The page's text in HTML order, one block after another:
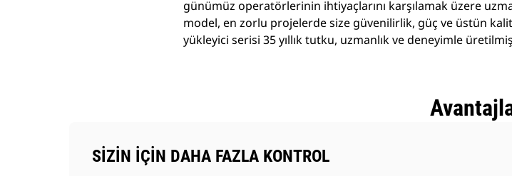
günümüz operatörlerinin ihtiyaçlarını karşılamak üzere
model, en zorlu projelerde size güvenilirlik, güç ve üstün
yükleyici serisi 35 yıllık tutku, uzmanlık ve deneyimle
SİZİN İÇİN DAHA FAZLA KONTROL